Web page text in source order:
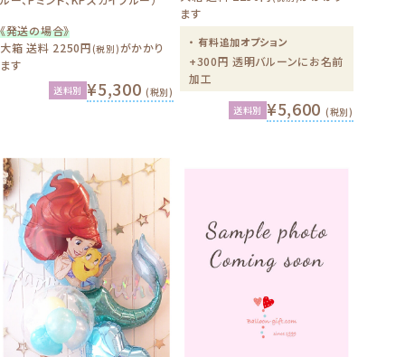
《発送の場合》
大箱 送料 2250円 (税別)がかかり
ます
送料別 ¥5,300(税別)
ます
・ 有料追加オプション
+300円 透明バルーンにお名前
加工
送料別 ¥5,600 (税別)